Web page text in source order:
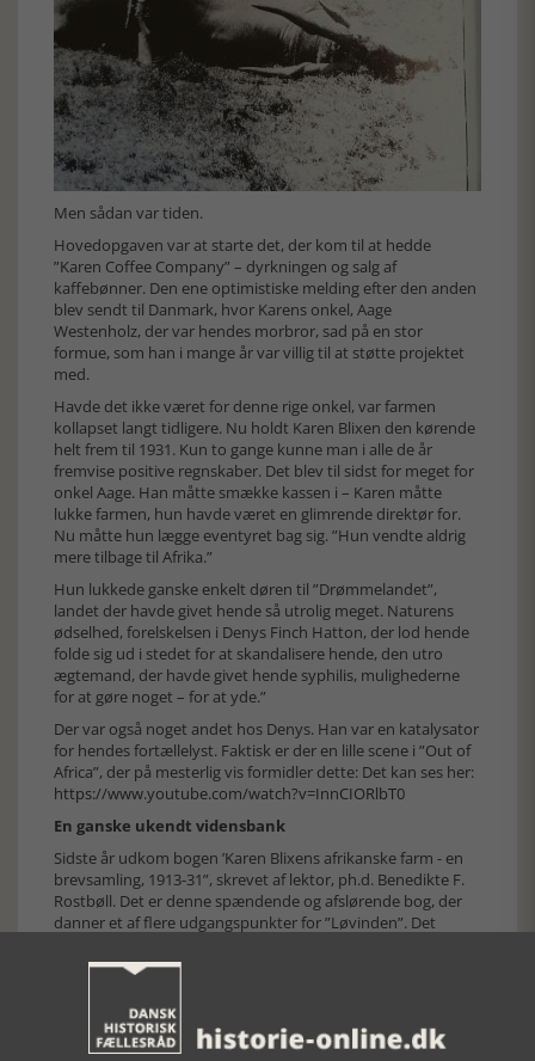
Men sådan var tiden.
Hovedopgaven var at starte det, der kom til at hedde
”Karen Coffee Company” – dyrkningen og salg af
kaffebønner. Den ene optimistiske melding efter den anden
blev sendt til Danmark, hvor Karens onkel, Aage
Westenholz, der var hendes morbror, sad på en stor
formue, som han i mange år var villig til at støtte projektet
med.
Havde det ikke været for denne rige onkel, var farmen
kollapset langt tidligere. Nu holdt Karen Blixen den kørende
helt frem til 1931. Kun to gange kunne man i alle de år
fremvise positive regnskaber. Det blev til sidst for meget for
onkel Aage. Han måtte smække kassen i – Karen måtte
lukke farmen, hun havde været en glimrende direktør for.
Nu måtte hun lægge eventyret bag sig. ”Hun vendte aldrig
mere tilbage til Afrika.”
Hun lukkede ganske enkelt døren til ”Drømmelandet”,
landet der havde givet hende så utrolig meget. Naturens
ødselhed, forelskelsen i Denys Finch Hatton, der lod hende
folde sig ud i stedet for at skandalisere hende, den utro
ægtemand, der havde givet hende syphilis, mulighederne
for at gøre noget – for at yde.”
Der var også noget andet hos Denys. Han var en katalysator
for hendes fortællelyst. Faktisk er der en lille scene i ”Out of
Africa”, der på mesterlig vis formidler dette: Det kan ses her:
https://www.youtube.com/watch?v=InnCIORlbT0
En ganske ukendt vidensbank
Sidste år udkom bogen ’Karen Blixens afrikanske farm - en
brevsamling, 1913-31”, skrevet af lektor, ph.d. Benedikte F.
Rostbøll. Det er denne spændende og afslørende bog, der
danner et af flere udgangspunkter for ”Løvinden”. Det
finde belæg for noget bogtyveri. Alligevel er det faldet
er nævnt uden ”ophavsret”. Det er da også kun en ud af
mange kilder, Tom Buk-Swienty har anvendt.